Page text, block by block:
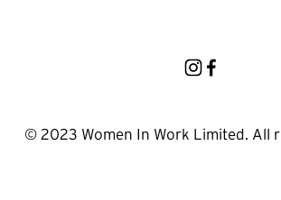
© 2023 Women In Work Limited. All